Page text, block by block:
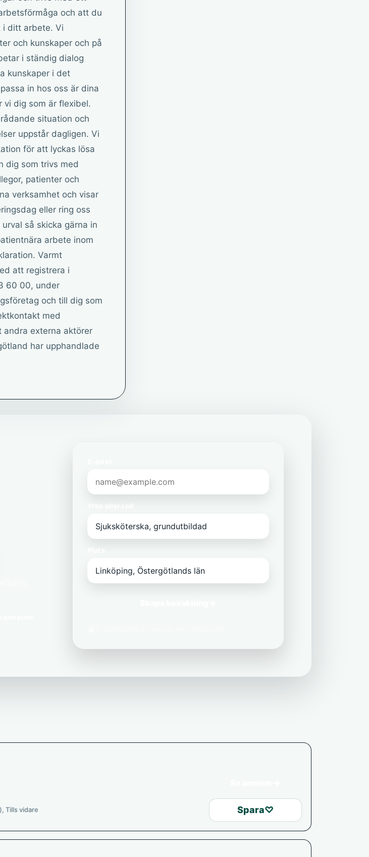
och att du
i ditt arbete. Vi
och kunskaper och på
i ständig dialog
kunskaper i det
in hos oss är dina
vi dig som är flexibel.
situation och
uppstår dagligen. Vi
för att lyckas lösa
dig som trivs med
patienter och
verksamhet och visar
eller ring oss
så skicka gärna in
arbete inom
Varmt
att registrera i
60 00, under
och till dig som
med
andra externa aktörer
har upphandlade
Tills vidare
Spara♡